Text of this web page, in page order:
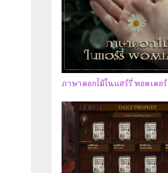
ภาษาดอกไม้ในแฮร์รี่ พอตเตอร์